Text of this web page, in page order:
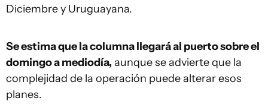
Diciembre y Uruguayana.
Se estima que la columna llegará al puerto sobre el
domingo a mediodía, aunque se advierte que la
complejidad de la operación puede alterar esos
planes.